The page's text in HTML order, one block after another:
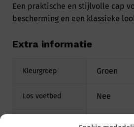
Een praktische en stijlvolle cap
bescherming en een klassieke
Extra informatie
Kleurgroep Groen
Los voetbed Nee